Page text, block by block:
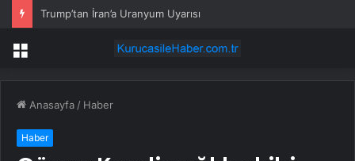
Trump’tan İran’a Uranyum Uyarısı
Menü
Anasayfa / Haber
Haber